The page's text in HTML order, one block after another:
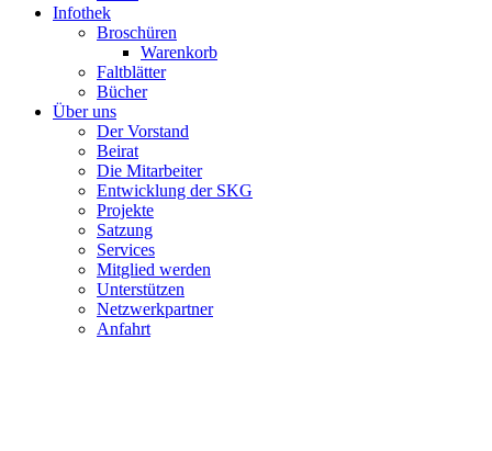
Infothek
Broschüren
Warenkorb
Faltblätter
Bücher
Über uns
Der Vorstand
Beirat
Die Mitarbeiter
Entwicklung der SKG
Projekte
Satzung
Services
Mitglied werden
Unterstützen
Netzwerkpartner
Anfahrt